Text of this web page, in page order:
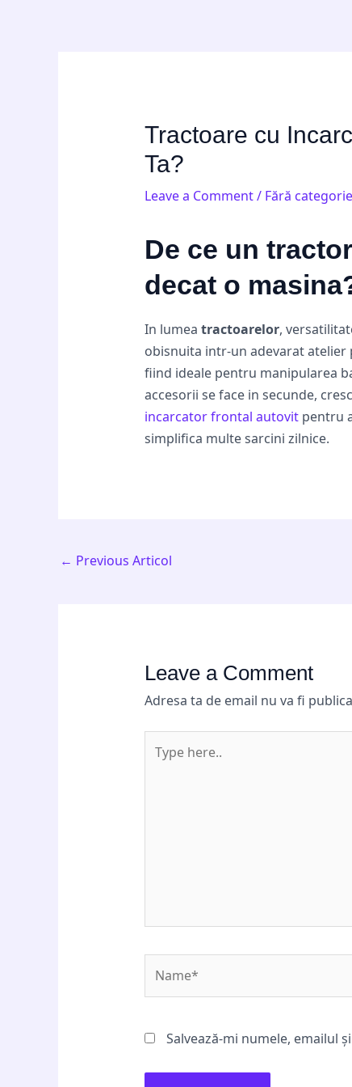
Tractoare cu
Ta?
Leave a Comment/ Fără categorie
De ce un
decat o
In lumea tractoarelor,
obisnuita intr-un adevarat
fiind ideale pentru manipularea
accesorii se face in secunde,
incarcator frontal autovitpentru
simplifica multe sarcini zilnice.
← Previous Articol
Leave a Comment
Adresa ta de email nu va fi
here..
Salvează-mi numele, emailul